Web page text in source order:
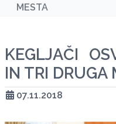
MESTA
KEGLJAČI
IN TRI DRUGA
07.11.2018